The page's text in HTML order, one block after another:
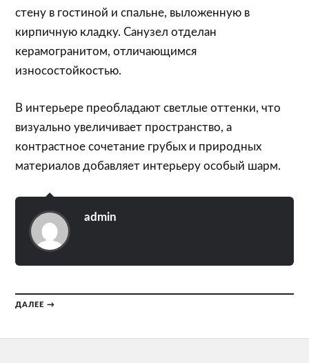
стену в гостиной и спальне, выложенную в
кирпичную кладку. Санузел отделан
керамогранитом, отличающимся
износостойкостью.
В интерьере преобладают светлые оттенки, что
визуально увеличивает пространство, а
контрастное сочетание грубых и природных
материалов добавляет интерьеру особый шарм.
admin
ДАЛЕЕ →